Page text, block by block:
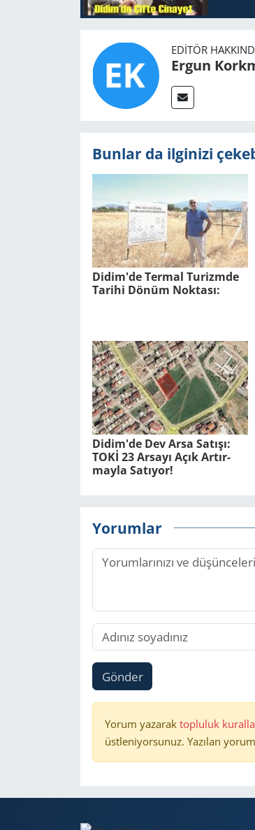
EDITÖR
Ergun
Bunlar da ilginizi
Didim'de Ter­mal Tu­rizm­de
Ta­ri­hi Dönüm Nok­ta­sı:
Didim'de Dev Arsa Sa­tı­şı:
TOKİ 23 Ar­sa­yı Açık Ar­tır­
may­la Sa­tı­yor!
Yorumlar
Gönder
Yorum yazarak topluluk
üstleniyorsunuz. Yazılan